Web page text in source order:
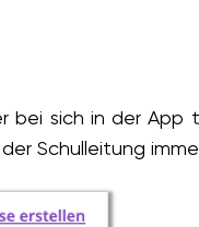
bei sich in der App
Schulleitung